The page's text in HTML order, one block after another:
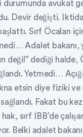
avukat
Devir değişti.
Sırf Öcalan
Adalet bakanı,
değil” dediği halde,
Yetmedi…
etsin diye fiziki ve
Fakat bu
sırf İBB’de
Belki adalet